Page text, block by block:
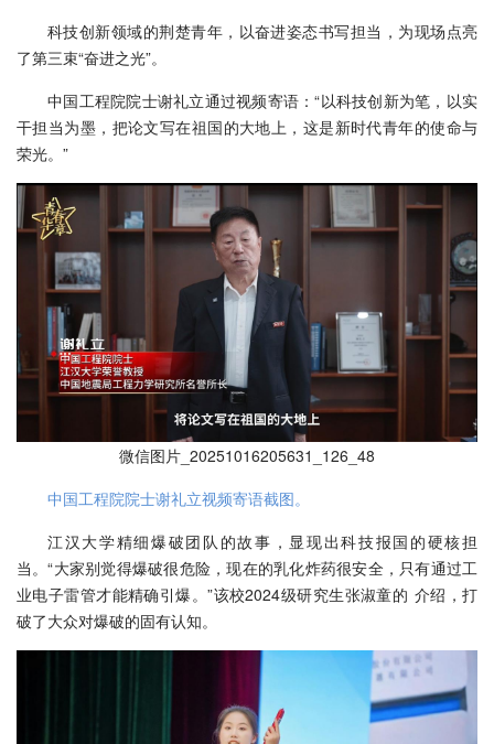
科技创新领域的荆楚青年，以奋进姿态书写担当，为现场点亮
了第三束“奋进之光”。
中国工程院院士谢礼立通过视频寄语：“以科技创新为笔，以实
干担当为墨，把论文写在祖国的大地上，这是新时代青年的使命与
荣光。”
微信图片_20251016205631_126_48
中国工程院院士谢礼立视频寄语截图。
江汉大学精细爆破团队的故事，显现出科技报国的硬核担
当。“大家别觉得爆破很危险，现在的乳化炸药很安全，只有通过工
业电子雷管才能精确引爆。”该校2024级研究生张淑童的 介绍，打
破了大众对爆破的固有认知。